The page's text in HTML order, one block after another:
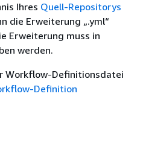
Ihres Quell-Repositorys
die Erweiterung „.yml“
Erweiterung muss in
werden.
Workflow-Definitionsdatei
Definition